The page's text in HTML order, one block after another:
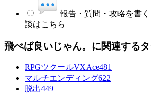
報告・質問・攻略を書く
談はこちら
飛べば良いじゃん。に関連する
RPGツクールVXAce481
マルチエンディング622
脱出449